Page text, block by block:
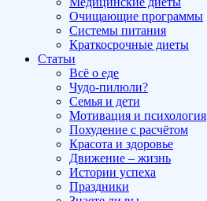
Очищающие программы
Системы питания
Краткосрочные диеты
Статьи
Всё о еде
Чудо-пилюли?
Семья и дети
Мотивация и психология
Похудение с расчётом
Красота и здоровье
Движение – жизнь
Истории успеха
Праздники